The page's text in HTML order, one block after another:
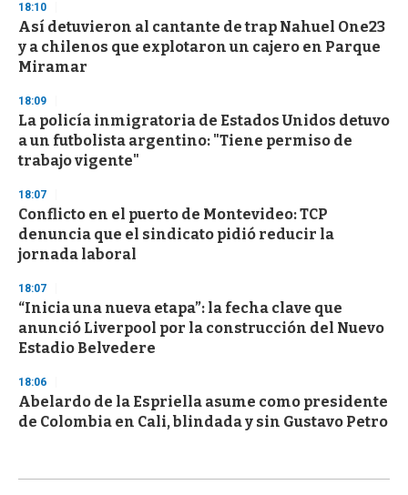
18:10
Así detuvieron al cantante de trap Nahuel One23
y a chilenos que explotaron un cajero en Parque
Miramar
18:09
La policía inmigratoria de Estados Unidos detuvo
a un futbolista argentino: "Tiene permiso de
trabajo vigente"
18:07
Conflicto en el puerto de Montevideo: TCP
denuncia que el sindicato pidió reducir la
jornada laboral
18:07
“Inicia una nueva etapa”: la fecha clave que
anunció Liverpool por la construcción del Nuevo
Estadio Belvedere
18:06
Abelardo de la Espriella asume como presidente
de Colombia en Cali, blindada y sin Gustavo Petro